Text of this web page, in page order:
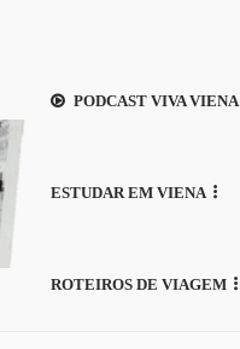
PODCAST VIVA VIENA
ESTUDAR EM VIENA
ROTEIROS DE VIAGEM